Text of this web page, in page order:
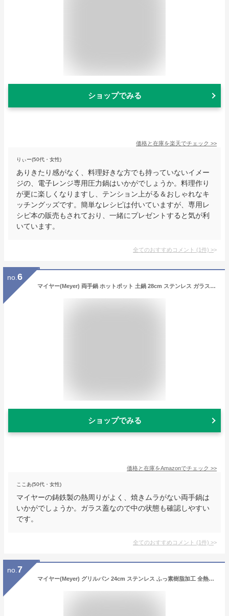
ショップでみる
価格と在庫を楽天でチェック >>
りぃー(50代・女性)
ありきたり感がなく、料理好きな方でも持っていないイメー
ジの、電子レンジ専用圧力鍋はいかがでしょうか。料理作り
が更に楽しくなりますし、テンション上がる＆おしゃれなキ
ッチングッズです。簡単なレシピは付いていますが、専用レ
シピ本の販売もされており、一緒にプレゼントすると気が利
いています。
全てのおすすめコメント (1件) >
no. 6
マイヤー(Meyer) 両手鍋 ホットポット 土鍋 28cm ステンレス ガラス蓋付 ふっ素樹脂加工「ホットポット」 【国内正規品】HP2-W28
ショップでみる
価格と在庫をAmazonでチェック >>
ここあ(50代・女性)
マイヤーの鋳鉄製の熱周りがよく、焼きムラがない両手鍋は
いかがでしょうか。ガラス蓋なので中の状態も確認しやすい
です。
全てのおすすめコメント (1件) >
no. 7
マイヤー(Meyer) グリルパン 24cm ステンレス ふっ素樹脂加工 全熱源対応 底面三層構造 「スクエアグリルパン」 【国内正規品】 PM-GP24F